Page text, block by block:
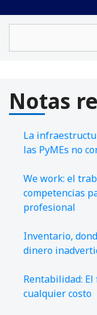
Notas
La
las PyMEs no
We work: el
competencias
profesional
Inventario,
dinero
Rentabilidad:
cualquier costo